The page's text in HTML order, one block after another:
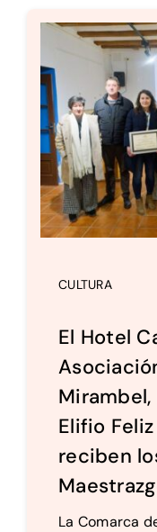
Contacto
CULTURA
El Hotel
Mirambel,
Elifio
reciben
La Comarca